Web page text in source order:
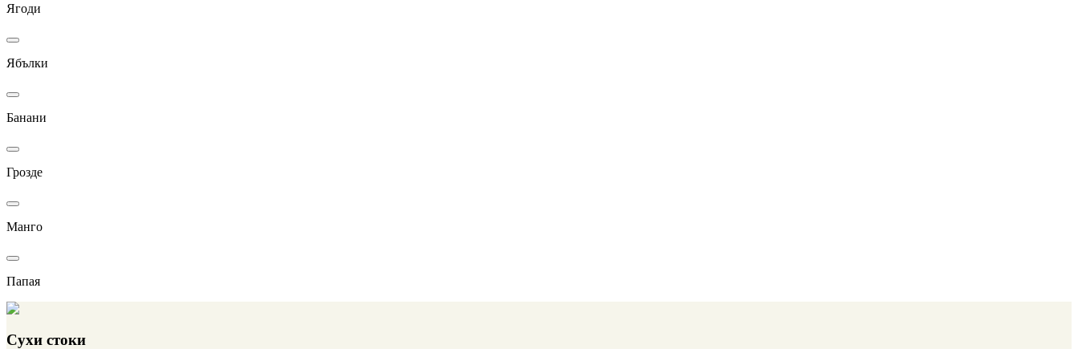
Ягоди
Ябълки
Банани
Грозде
Манго
Папая
Сухи стоки